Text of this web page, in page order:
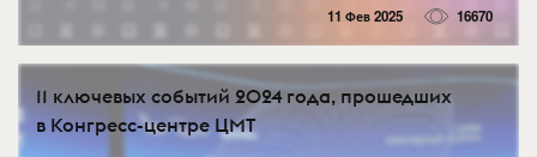
11 Фев 2025 16670
11 ключевых событий 2024 года, прошедших
в Конгресс-центре ЦМТ